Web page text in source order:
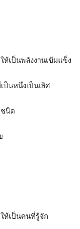
เป็นพลังงานเข้มแข็ง
นหนึ่งเป็นเลิศ
ชนิด
ห้เป็นคนที่รู้จัก